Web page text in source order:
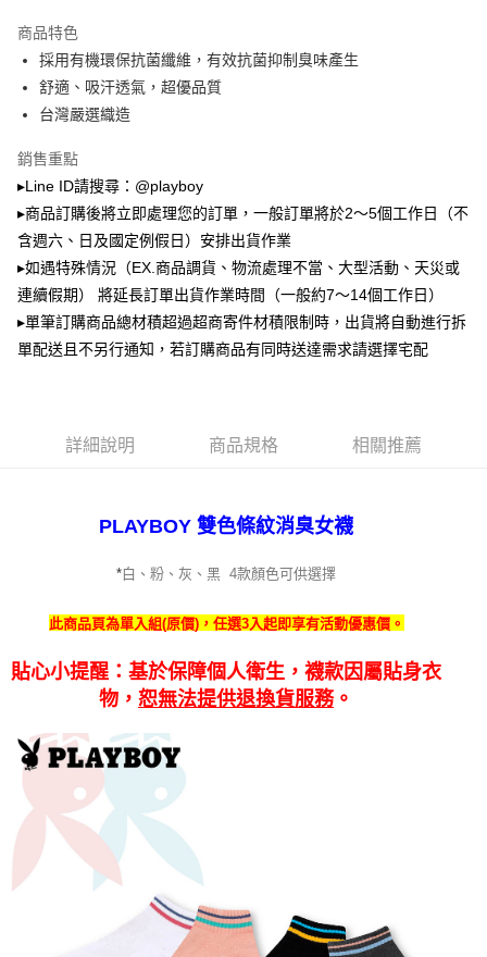
消。如遇「轉專審核」未通過狀況，表示未達大哥付你分期系統評分，恕無
法說明評估內容。
【繳款方式說明】
1.分期款項不併入電信帳單，「大哥付你分期」於每月結算日後寄送繳費提
2.透過簡訊連結打開帳單後，可選擇「超商條碼／台灣大直營門市／銀行轉
【注意事項】
1.本服務係由「台灣大哥大股份有限公司」（以下簡稱本公司）所提供，讓
用戶於交易時，得透過本服務購買商品或服務，並由商店將買賣／分期付款
買賣價金債權讓與本公司後，依約使用本公司帳單繳交帳款。
2.基於同意付款使用「大哥付你分期」之契約關係目的，商店將以您的個人
資料（包含姓名、電話或地址）提供予台灣大哥大進項蒐集、處理及利用，
由本公司與您本人進行分期帳單所需資料之確認、核對及更正。
3.完整用戶服務條款，請詳閱以下連結：https://oppay.tw/userRule
付款後全家取貨
每筆NT$100，滿NT$700(含以上)免運費
每筆NT$100，滿NT$900(含以上)免運費
付款後萊爾富取貨
7-11取貨付款
每筆NT$100，滿NT$900(含以上)免運費
付款後7-11取貨
每筆NT$100，滿NT$700(含以上)免運費
商品特色
採用有機環保抗菌纖維，有效抗菌抑制臭味產生
舒適、吸汗透氣，超優品質
台灣嚴選織造
銷售重點
▸Line ID請搜尋：@playboy
▸商品訂購後將立即處理您的訂單，一般訂單將於2～5個工作日（不
含週六、日及國定例假日）安排出貨作業
▸如遇特殊情況（EX.商品調貨、物流處理不當、大型活動、天災或
連續假期） 將延長訂單出貨作業時間（一般約7～14個工作日）
▸單筆訂購商品總材積超過超商寄件材積限制時，出貨將自動進行拆
單配送且不另行通知，若訂購商品有同時送達需求請選擇宅配
詳細說明 商品規格 相關推薦
PLAYBOY 雙色條紋消臭女襪
*白、粉、灰、黑 4款顏色可供選擇
此商品頁為單入組(原價)，任選3入起即享有活動優惠價。
貼心小提醒：基於保障個人衛生，襪款因屬貼身衣
物， 恕無法提供退換貨服務。